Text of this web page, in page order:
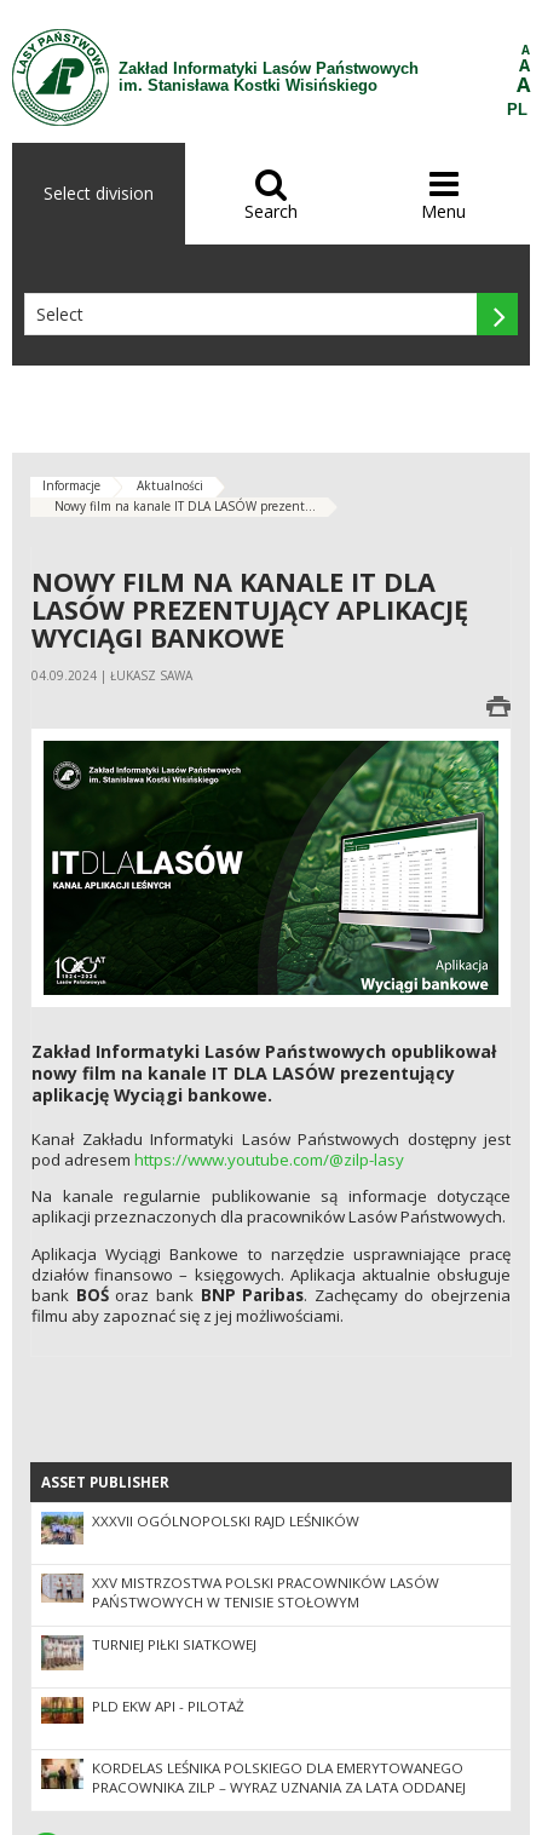
Skip to Content
Zakład Informatyki Lasów Państwowych
im. Stanisława Kostki Wisińskiego
A
A
A
PL
Select division 
Search

Menu

Informacje
Aktualności
Nowy film na kanale IT DLA LASÓW prezent...
NOWY FILM NA KANALE IT DLA
LASÓW PREZENTUJĄCY APLIKACJĘ
WYCIĄGI BANKOWE
04.09.2024 | ŁUKASZ SAWA
Zakład Informatyki Lasów Państwowych opublikował
nowy film na kanale IT DLA LASÓW prezentujący
aplikację Wyciągi bankowe.
Kanał Zakładu Informatyki Lasów Państwowych dostępny jest
pod adresem https://www.youtube.com/@zilp-lasy
Na kanale regularnie publikowanie są informacje dotyczące
aplikacji przeznaczonych dla pracowników Lasów Państwowych.
Aplikacja Wyciągi Bankowe to narzędzie usprawniające pracę
działów finansowo – księgowych. Aplikacja aktualnie obsługuje
bank BOŚoraz bank BNP Paribas. Zachęcamy do obejrzenia
filmu aby zapoznać się z jej możliwościami.
ASSET PUBLISHER
ASSET PUBLISHER
XXXVII OGÓLNOPOLSKI RAJD LEŚNIKÓW
XXV MISTRZOSTWA POLSKI PRACOWNIKÓW LASÓW
PAŃSTWOWYCH W TENISIE STOŁOWYM
TURNIEJ PIŁKI SIATKOWEJ
PLD EKW API - PILOTAŻ
KORDELAS LEŚNIKA POLSKIEGO DLA EMERYTOWANEGO
PRACOWNIKA ZILP – WYRAZ UZNANIA ZA LATA ODDANEJ